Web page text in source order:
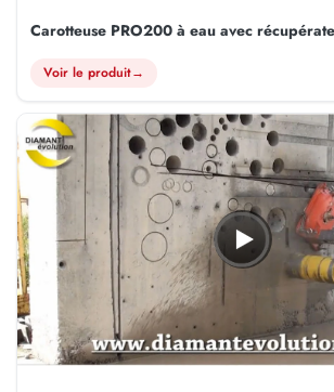
Carotteuse PRO200 à eau avec
Voir le produit→